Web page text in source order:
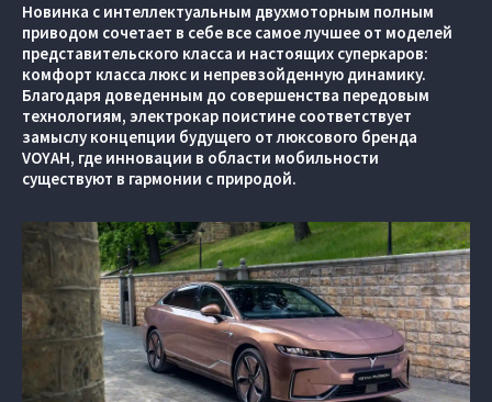
Новинка с интеллектуальным двухмоторным полным
приводом сочетает в себе все самое лучшее от моделей
представительского класса и настоящих суперкаров:
комфорт класса люкс и непревзойденную динамику.
Благодаря доведенным до совершенства передовым
технологиям, электрокар поистине соответствует
замыслу концепции будущего от люксового бренда
VOYAH, где инновации в области мобильности
существуют в гармонии с природой.